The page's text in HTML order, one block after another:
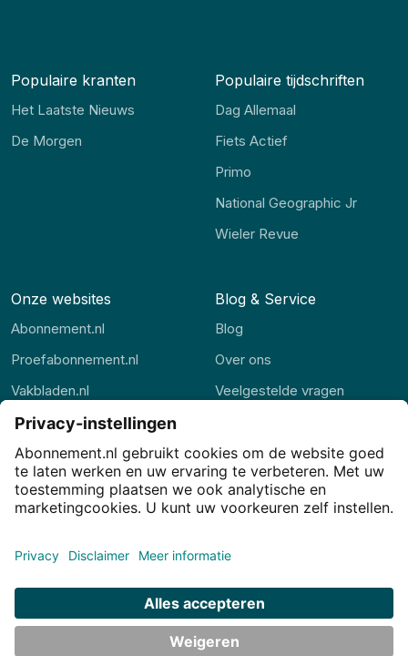
Populaire kranten
Het Laatste Nieuws
De Morgen
Populaire tijdschriften
Dag Allemaal
Fiets Actief
Primo
National Geographic Jr
Wieler Revue
Onze websites
Abonnement.nl
Proefabonnement.nl
Vakbladen.nl
Abonnement.be
Thuisstudie.nl
Blog & Service
Blog
Over ons
Veelgestelde vragen
Privacy Privacy-instellingen
Cookies
Disclaimer
© JJ Internet Projects BV. 2026